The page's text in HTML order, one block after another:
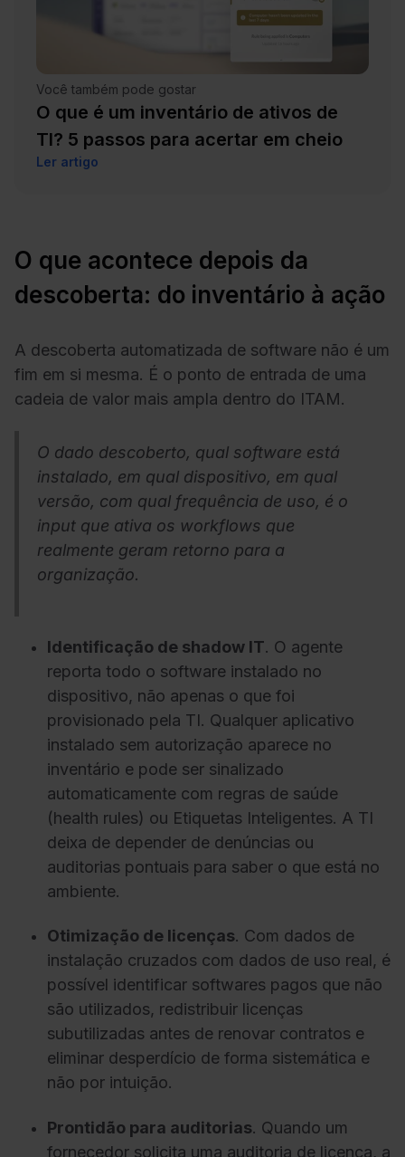
Você também pode gostar
O que é um inventário de ativos de
TI? 5 passos para acertar em cheio
Ler artigo
O que acontece depois da
descoberta: do inventário à ação
A descoberta automatizada de software não é um
fim em si mesma. É o ponto de entrada de uma
cadeia de valor mais ampla dentro do ITAM.
O dado descoberto, qual software está
instalado, em qual dispositivo, em qual
versão, com qual frequência de uso, é o
input que ativa os workflows que
realmente geram retorno para a
organização.
Identificação de shadow IT. O agente
reporta todo o software instalado no
dispositivo, não apenas o que foi
provisionado pela TI. Qualquer aplicativo
instalado sem autorização aparece no
inventário e pode ser sinalizado
automaticamente com regras de saúde
(health rules) ou Etiquetas Inteligentes. A TI
deixa de depender de denúncias ou
auditorias pontuais para saber o que está no
ambiente.
Otimização de licenças. Com dados de
instalação cruzados com dados de uso real, é
possível identificar softwares pagos que não
são utilizados, redistribuir licenças
subutilizadas antes de renovar contratos e
eliminar desperdício de forma sistemática e
não por intuição.
Prontidão para auditorias. Quando um
fornecedor solicita uma auditoria de licença, a